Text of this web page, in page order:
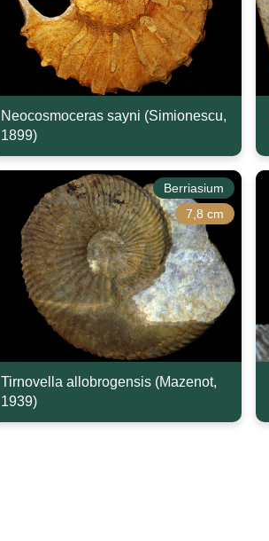
Neocosmoceras sayni (Simionescu,
1899)
Berriasium
7,8 cm
Tirnovella allobrogensis (Mazenot,
1939)